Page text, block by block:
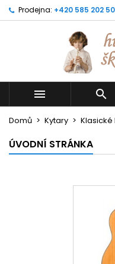
Prodejna: +420 585 202
 
Domů Kytary Klasické
ÚVODNÍ STRÁNKA